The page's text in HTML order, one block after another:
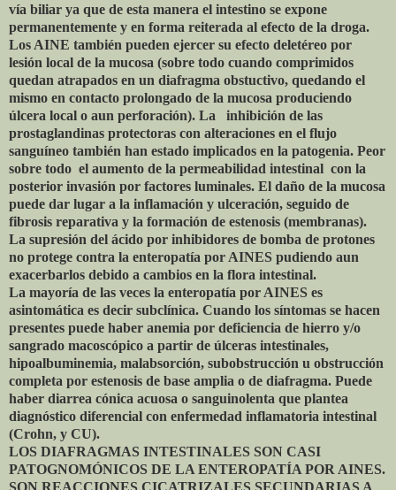
vía biliar ya que de esta manera el intestino se expone
permanentemente y en forma reiterada al efecto de la droga.
Los AINE también pueden ejercer su efecto deletéreo por
lesión local de la mucosa (sobre todo cuando comprimidos
quedan atrapados en un diafragma obstuctivo, quedando el
mismo en contacto prolongado de la mucosa produciendo
úlcera local o aun perforación). La inhibición de las
prostaglandinas protectoras con alteraciones en el flujo
sanguíneo también han estado implicados en la patogenia. Peor
sobre todo el aumento de la permeabilidad intestinal con la
posterior invasión por factores luminales. El daño de la mucosa
puede dar lugar a la inflamación y ulceración, seguido de
fibrosis reparativa y la formación de estenosis (membranas).
La supresión del ácido por inhibidores de bomba de protones
no protege contra la enteropatía por AINES pudiendo aun
exacerbarlos debido a cambios en la flora intestinal.
La mayoría de las veces la enteropatía por AINES es
asintomática es decir subclínica. Cuando los síntomas se hacen
presentes puede haber anemia por deficiencia de hierro y/o
sangrado macoscópico a partir de úlceras intestinales,
hipoalbuminemia, malabsorción, subobstrucción u obstrucción
completa por estenosis de base amplia o de diafragma. Puede
haber diarrea cónica acuosa o sanguinolenta que plantea
diagnóstico diferencial con enfermedad inflamatoria intestinal
(Crohn, y CU).
LOS DIAFRAGMAS INTESTINALES SON CASI
PATOGNOMÓNICOS DE LA ENTEROPATÍA POR AINES.
SON REACCIONES CICATRIZALES SECUNDARIAS A